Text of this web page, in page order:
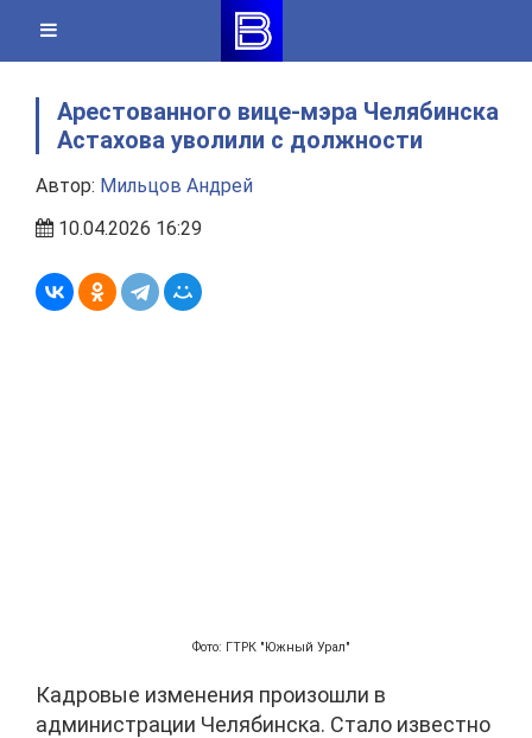
content
Арестованного вице-мэра Челябинска
Астахова уволили с должности
Автор: Мильцов Андрей
10.04.2026 16:29
Фото: ГТРК "Южный Урал"
Кадровые изменения произошли в
администрации Челябинска. Стало известно